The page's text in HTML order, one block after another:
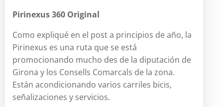
Pirinexus 360 Original
Como expliqué en el post a principios de año, la
Pirinexus es una ruta que se está
promocionando mucho des de la diputación de
Girona y los Consells Comarcals de la zona.
Están acondicionando varios carriles bicis,
señalizaciones y servicios.